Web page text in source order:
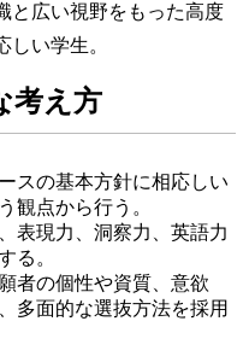
と広い視野をもった高度
しい学生。
考え方
スの基本方針に相応しい
観点から行う。
表現力、洞察力、英語力
る。
者の個性や資質、意欲
多面的な選抜方法を採用